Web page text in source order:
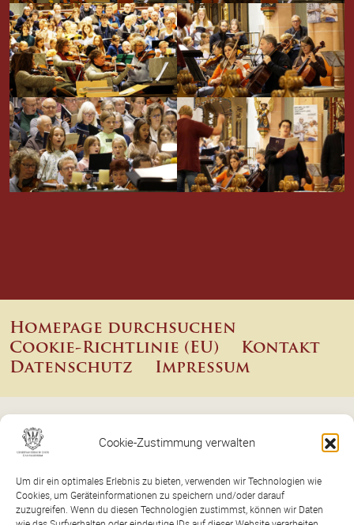
Cookie-Zustimmung verwalten
Um dir ein optimales Erlebnis zu bieten, verwenden wir Technologien wie
Cookies, um Geräteinformationen zu speichern und/oder darauf
zuzugreifen. Wenn du diesen Technologien zustimmst, können wir Daten
Homepage durchsuchen
Cookie-Richtlinie (EU)
Kontakt
Datenschutz
Impressum
c/o Gabi Hattemer · Ernst-Ludwig-
Straße 48 · 55435 Gau-Algesheim